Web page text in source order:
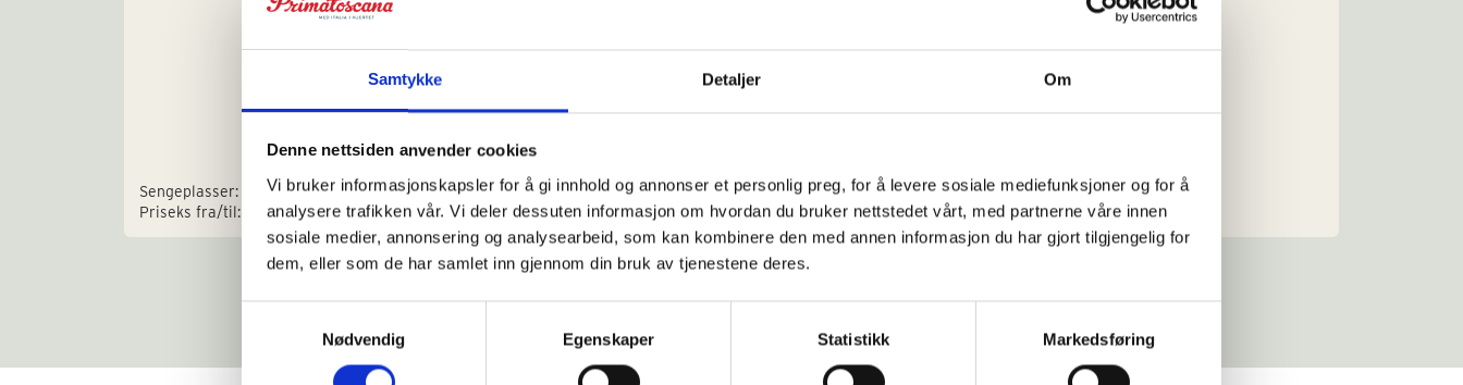
Samtykke Detaljer Om
Denne nettsiden anvender cookies
Vi bruker informasjonskapsler for å gi innhold og annonser et personlig preg, for å levere sosiale mediefunksjoner og for å
analysere trafikken vår. Vi deler dessuten informasjon om hvordan du bruker nettstedet vårt, med partnerne våre innen
sosiale medier, annonsering og analysearbeid, som kan kombinere den med annen informasjon du har gjort tilgjengelig for
dem, eller som de har samlet inn gjennom din bruk av tjenestene deres.
Nødvendig
Egenskaper Statistikk Markedsføring
Sengeplasser: 1-10
Priseks fra/til: € 662-3.080
Sengeplasser: 2-6
€ 890-2.090
Sengeplasser: 2-9
Priseks fra/til: € 860 - € 2.430